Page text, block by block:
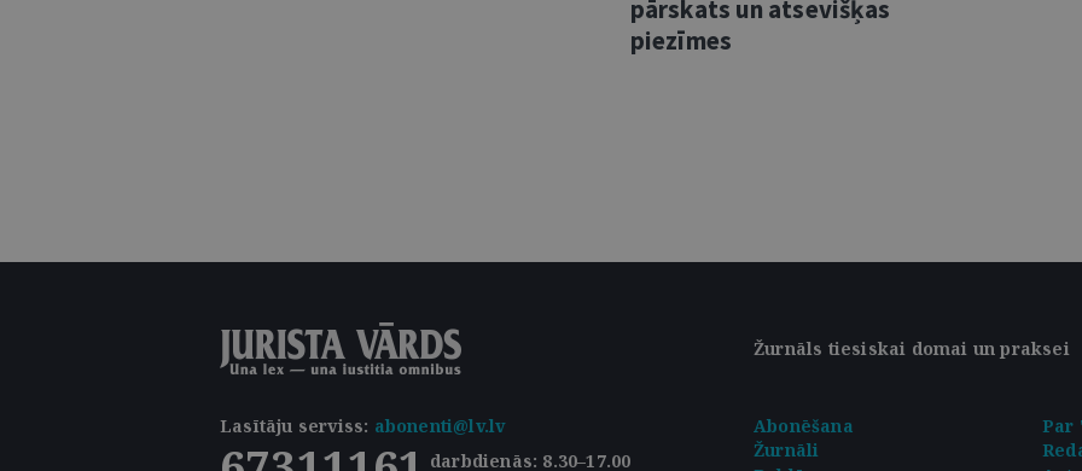
pārskats un atsevišķas
piezīmes
Žurnāls tiesiskai domai un praksei
Lasītāju serviss: abonenti@lv.lv
darbdienās: 8.30–17.00
Abonēšana
Par
Žurnāli